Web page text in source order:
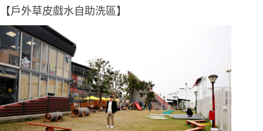
【戶外草皮戲水自助洗區】